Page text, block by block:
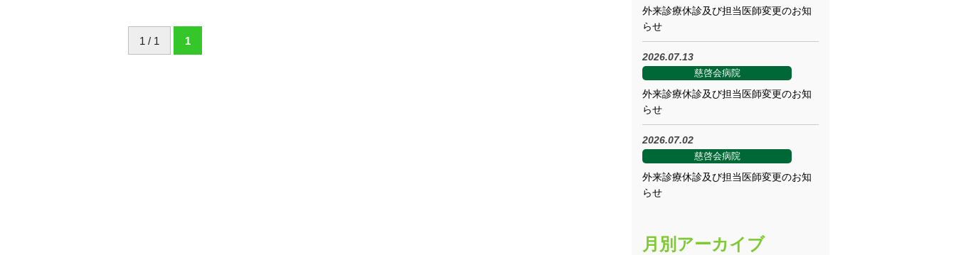
1 / 1 1
外来診療休診及び担当医師変更のお知
らせ
2026.07.13
慈啓会病院
外来診療休診及び担当医師変更のお知
らせ
2026.07.02
慈啓会病院
外来診療休診及び担当医師変更のお知
らせ
月別アーカイブ